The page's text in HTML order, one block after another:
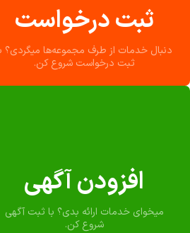
ثبت درخواست
دنبال خدمات از طرف مجموعه‌ها میگردی؟
ثبت درخواست شروع کن.
افزودن آگهی
میخوای خدمات ارائه بدی؟ با ثبت آگهی
شروع کن.